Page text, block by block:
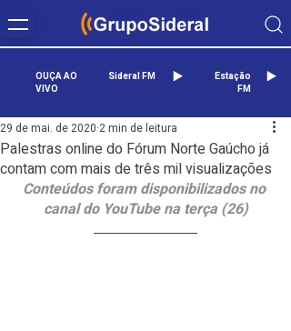
OUÇA AO
VIVO
Sideral FM
Estação
FM
Palestras online do Fórum Norte Gaúcho já
contam com mais de três mil visualizações
29 de mai. de 2020 2 min de leitura
Conteúdos foram disponibilizados no
canal do YouTube na terça (26)